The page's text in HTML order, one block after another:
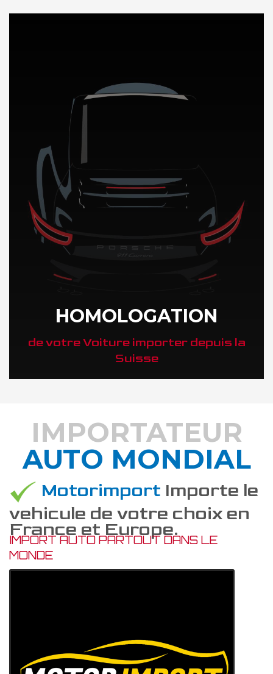
DÉCOUVREZ NOTRE IMPORTATION AUTO en Suisse
HOMOLOGATION
de votre Voiture importer depuis la
Suisse
DÉCOUVREZ COMMENT
IMPORTATEUR
AUTO MONDIAL
Motorimport Importe le
vehicule de votre choix en
France et Europe.
IMPORT AUTO PARTOUT DANS LE
MONDE